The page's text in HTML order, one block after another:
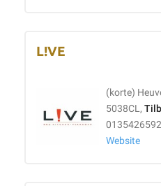
L!VE
(korte)
5038CL,
0135426592
Website